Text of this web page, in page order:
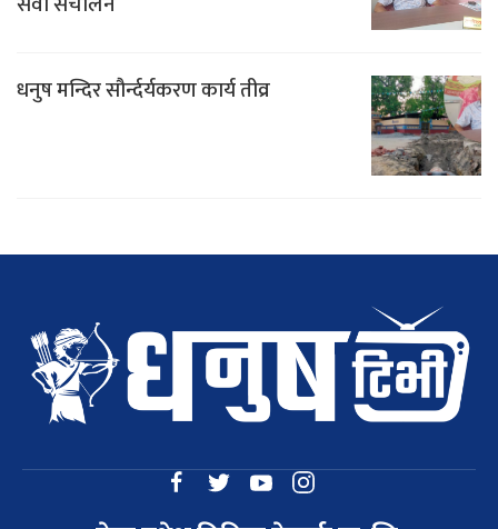
धनुष मन्दिर सौर्न्दर्यकरण कार्य तीव्र